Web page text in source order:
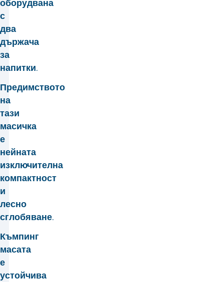
оборудвана
с
два
държача
за
напитки.
Предимството
на
тази
масичка
е
нейната
изключителна
компактност
и
лесно
сглобяване.
Къмпинг
масата
е
устойчива